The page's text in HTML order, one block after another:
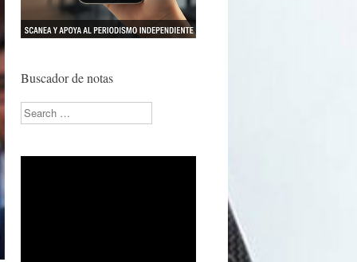
Buscador de notas
Search